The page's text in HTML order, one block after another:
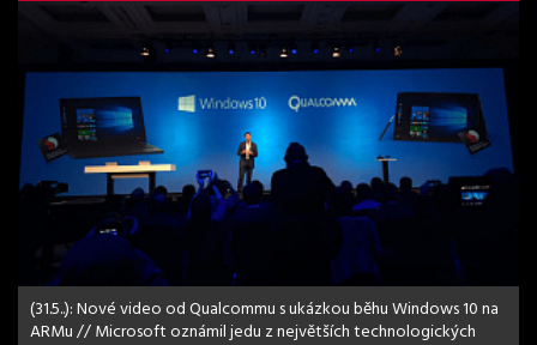
(31.5..): Nové video od Qualcommu s ukázkou běhu Windows 10 na
ARMu // Microsoft oznámil jedu z největších technologických